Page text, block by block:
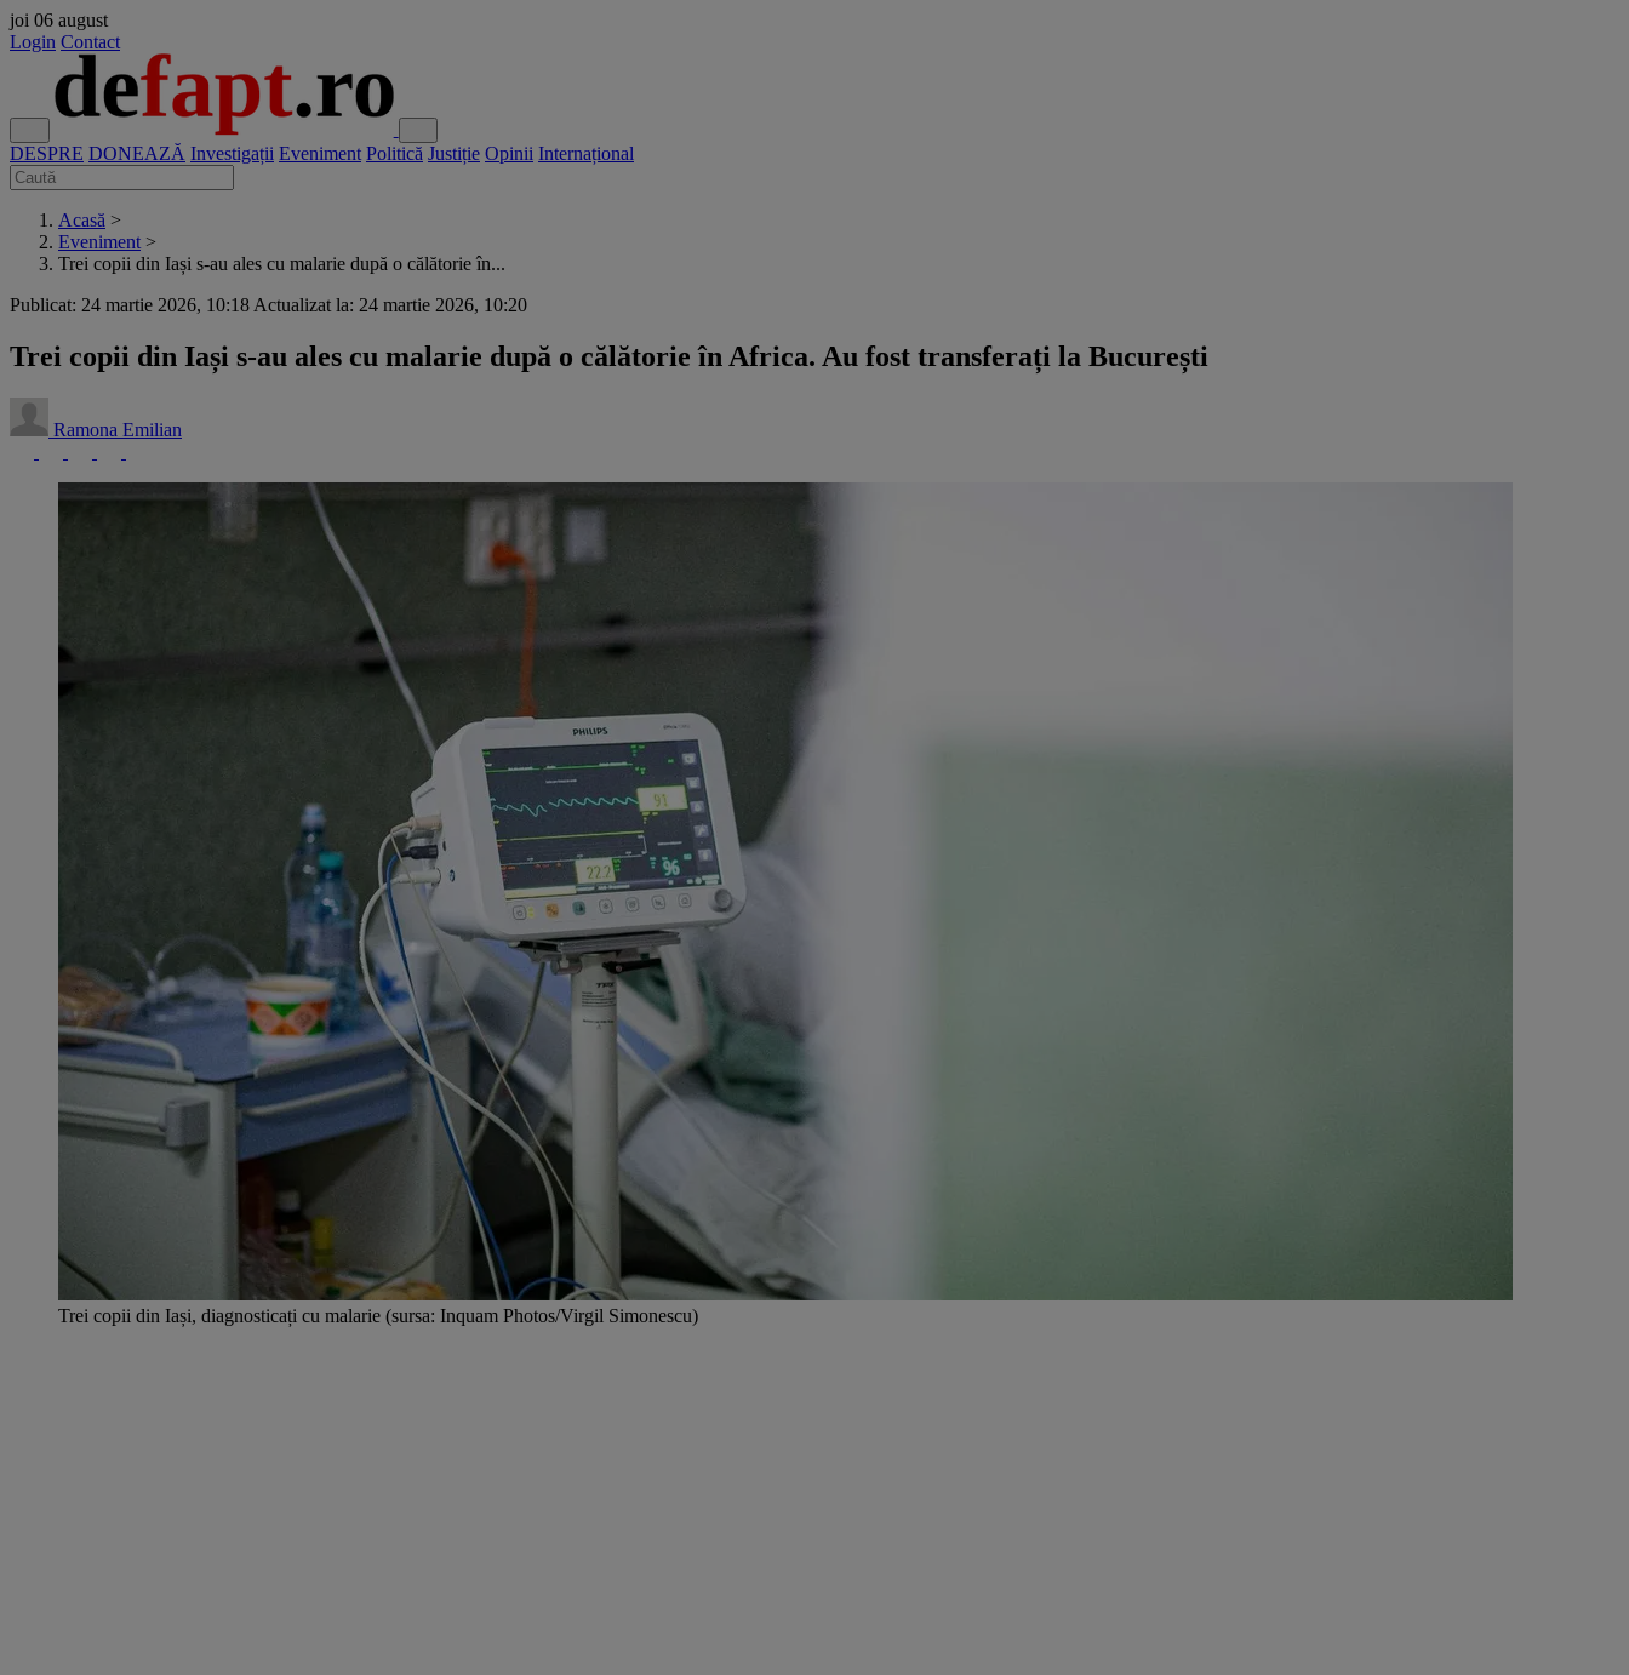
joi 06 august
Login Contact
DESPRE DONEAZĂ Investigații Eveniment Politică Justiție Opinii Internațional
Acasă >
Eveniment >
Trei copii din Iași s-au ales cu malarie după o călătorie în...
Publicat: 24 martie 2026, 10:18 Actualizat la: 24 martie 2026, 10:20
Trei copii din Iași s-au ales cu malarie după o călătorie în Africa. Au fost transferați la București
Ramona Emilian
Trei copii din Iași, diagnosticați cu malarie (sursa: Inquam Photos/Virgil Simonescu)